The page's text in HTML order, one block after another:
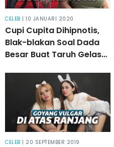
CELEB | 10 JANUARI 2020
Cupi Cupita Dihipnotis,
Blak-blakan Soal Dada
Besar Buat Taruh Gelas
CELEB | 20 SEPTEMBER 2019